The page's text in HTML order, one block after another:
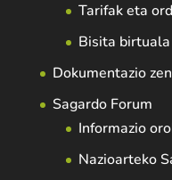
Tarifak eta
Bisita birtuala
Dokumentazio
Sagardo Forum
Informazio
Nazioarteko